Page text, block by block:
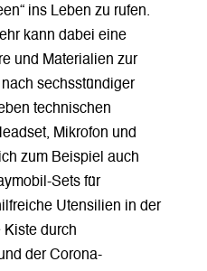
ins Leben zu rufen.
kann dabei eine
und Materialien zur
sechsstündiger
technischen
Mikrofon und
zum Beispiel auch
Sets für
Utensilien in der
Kiste durch
der Corona-